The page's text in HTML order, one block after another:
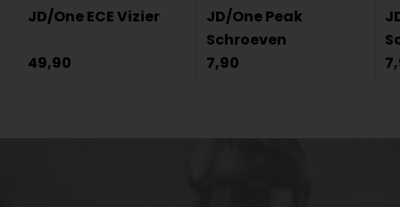
JD/One ECE Vizier
49,90
JD/One Peak
Schroeven
7,90